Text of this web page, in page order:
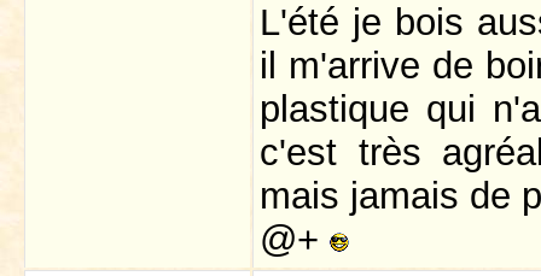
L'été je bois
il m'arrive de
plastique qui
c'est très
mais jamais de
@+